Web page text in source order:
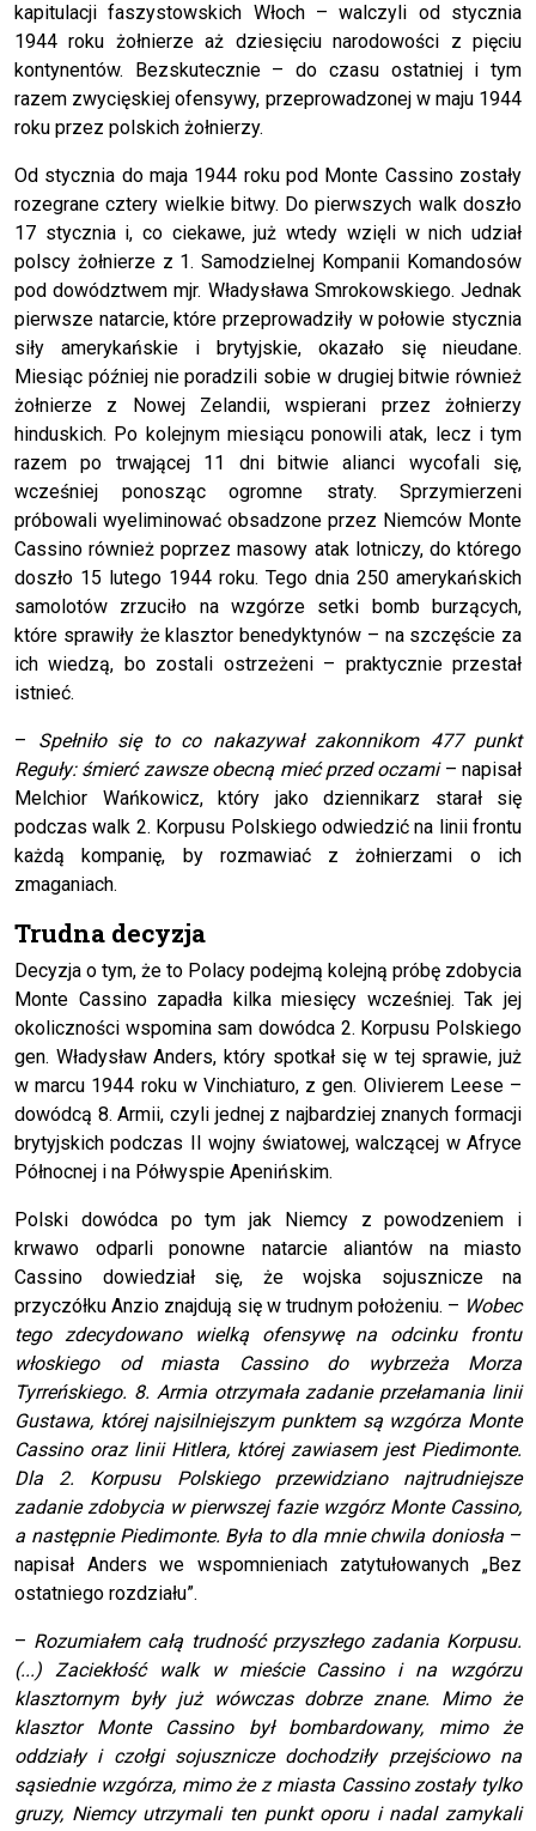
kapitulacji faszystowskich Włoch – walczyli od stycznia
1944 roku żołnierze aż dziesięciu narodowości z pięciu
kontynentów. Bezskutecznie – do czasu ostatniej i tym
razem zwycięskiej ofensywy, przeprowadzonej w maju 1944
roku przez polskich żołnierzy.
Od stycznia do maja 1944 roku pod Monte Cassino zostały
rozegrane cztery wielkie bitwy. Do pierwszych walk doszło
17 stycznia i, co ciekawe, już wtedy wzięli w nich udział
polscy żołnierze z 1. Samodzielnej Kompanii Komandosów
pod dowództwem mjr. Władysława Smrokowskiego. Jednak
pierwsze natarcie, które przeprowadziły w połowie stycznia
siły amerykańskie i brytyjskie, okazało się nieudane.
Miesiąc później nie poradzili sobie w drugiej bitwie również
żołnierze z Nowej Zelandii, wspierani przez żołnierzy
hinduskich. Po kolejnym miesiącu ponowili atak, lecz i tym
razem po trwającej 11 dni bitwie alianci wycofali się,
wcześniej ponosząc ogromne straty. Sprzymierzeni
próbowali wyeliminować obsadzone przez Niemców Monte
Cassino również poprzez masowy atak lotniczy, do którego
doszło 15 lutego 1944 roku. Tego dnia 250 amerykańskich
samolotów zrzuciło na wzgórze setki bomb burzących,
które sprawiły że klasztor benedyktynów – na szczęście za
ich wiedzą, bo zostali ostrzeżeni – praktycznie przestał
istnieć.
– Spełniło się to co nakazywał zakonnikom 477 punkt
Reguły: śmierć zawsze obecną mieć przed oczami– napisał
Melchior Wańkowicz, który jako dziennikarz starał się
podczas walk 2. Korpusu Polskiego odwiedzić na linii frontu
każdą kompanię, by rozmawiać z żołnierzami o ich
zmaganiach.
Trudna decyzja
Decyzja o tym, że to Polacy podejmą kolejną próbę zdobycia
Monte Cassino zapadła kilka miesięcy wcześniej. Tak jej
okoliczności wspomina sam dowódca 2. Korpusu Polskiego
gen. Władysław Anders, który spotkał się w tej sprawie, już
w marcu 1944 roku w Vinchiaturo, z gen. Olivierem Leese –
dowódcą 8. Armii, czyli jednej z najbardziej znanych formacji
brytyjskich podczas II wojny światowej, walczącej w Afryce
Północnej i na Półwyspie Apenińskim.
Polski dowódca po tym jak Niemcy z powodzeniem i
krwawo odparli ponowne natarcie aliantów na miasto
Cassino dowiedział się, że wojska sojusznicze na
przyczółku Anzio znajdują się w trudnym położeniu. – Wobec
tego zdecydowano wielką ofensywę na odcinku frontu
włoskiego od miasta Cassino do wybrzeża Morza
Tyrreńskiego. 8. Armia otrzymała zadanie przełamania linii
Gustawa, której najsilniejszym punktem są wzgórza Monte
Cassino oraz linii Hitlera, której zawiasem jest Piedimonte.
Dla 2. Korpusu Polskiego przewidziano najtrudniejsze
zadanie zdobycia w pierwszej fazie wzgórz Monte Cassino,
a następnie Piedimonte. Była to dla mnie chwila doniosła –
napisał Anders we wspomnieniach zatytułowanych „Bez
ostatniego rozdziału”.
– Rozumiałem całą trudność przyszłego zadania Korpusu.
(...) Zaciekłość walk w mieście Cassino i na wzgórzu
klasztornym były już wówczas dobrze znane. Mimo że
klasztor Monte Cassino był bombardowany, mimo że
oddziały i czołgi sojusznicze dochodziły przejściowo na
sąsiednie wzgórza, mimo że z miasta Cassino zostały tylko
gruzy, Niemcy utrzymali ten punkt oporu i nadal zamykali